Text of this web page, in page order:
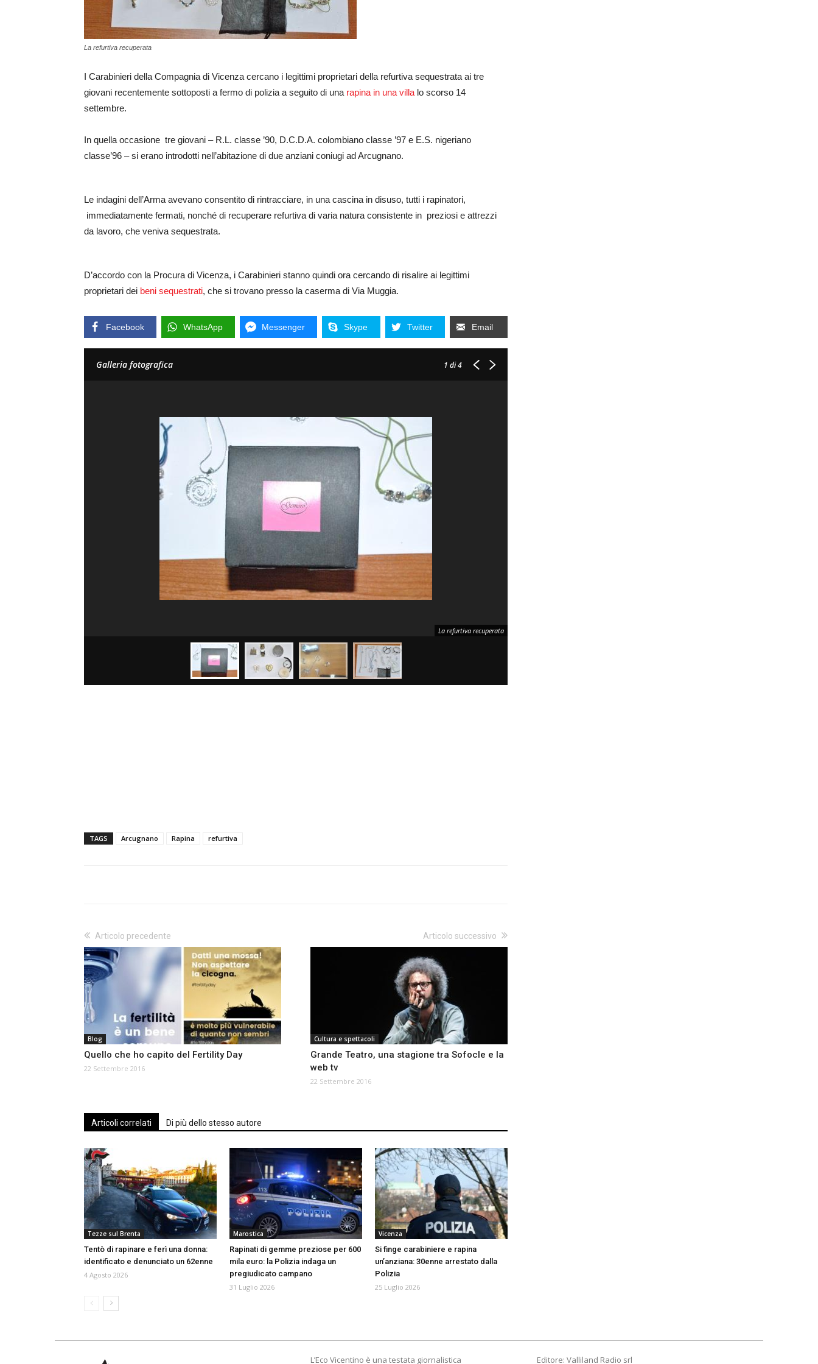
La refurtiva recuperata
I Carabinieri della Compagnia di Vicenza cercano i legittimi proprietari della refurtiva sequestrata ai tre
giovani recentemente sottoposti a fermo di polizia a seguito di una rapina in una villa lo scorso 14
settembre.
In quella occasione tre giovani – R.L. classe ’90, D.C.D.A. colombiano classe ’97 e E.S. nigeriano
classe’96 – si erano introdotti nell’abitazione di due anziani coniugi ad Arcugnano.
Le indagini dell’Arma avevano consentito di rintracciare, in una cascina in disuso, tutti i rapinatori,
immediatamente fermati, nonché di recuperare refurtiva di varia natura consistente in preziosi e attrezzi
da lavoro, che veniva sequestrata.
D’accordo con la Procura di Vicenza, i Carabinieri stanno quindi ora cercando di risalire ai legittimi
proprietari dei beni sequestrati, che si trovano presso la caserma di Via Muggia.
Facebook WhatsApp Messenger Skype Twitter Email
Galleria fotografica 1 di 4
La refurtiva recuperata
TAGS Arcugnano Rapina refurtiva
Articolo precedente
Blog
Quello che ho capito del Fertility Day
22 Settembre 2016
Articolo successivo
Cultura e spettacoli
Grande Teatro, una stagione tra Sofocle e la
web tv
22 Settembre 2016
Articoli correlati Di più dello stesso autore
Tezze sul Brenta
Tentò di rapinare e ferì una donna:
identificato e denunciato un 62enne
4 Agosto 2026
Marostica
Rapinati di gemme preziose per 600
mila euro: la Polizia indaga un
pregiudicato campano
31 Luglio 2026
Vicenza
Si finge carabiniere e rapina
un’anziana: 30enne arrestato dalla
Polizia
25 Luglio 2026
L’Eco Vicentino è una testata giornalistica Editore: Valliland Radio srl